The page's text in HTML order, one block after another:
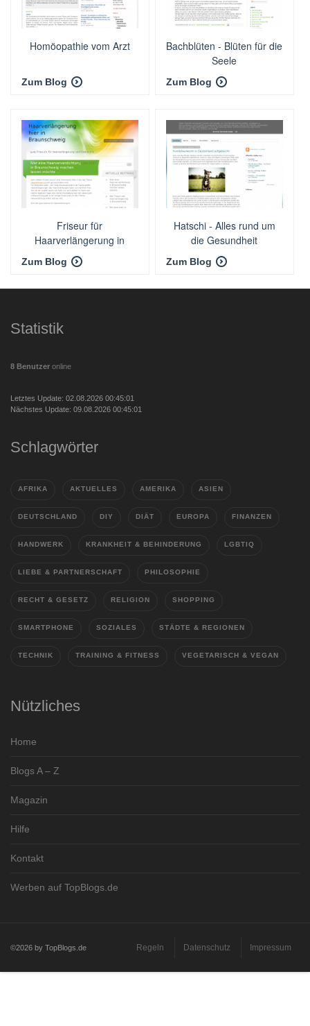
Homöopathie vom Arzt
Zum Blog
Bachblüten - Blüten für die
Seele
Zum Blog
Friseur für
Haarverlängerung in
Braunschweig
Zum Blog
Hatschi - Alles rund um
die Gesundheit
Zum Blog
Statistik
8 Benutzer online
Letztes Update: 02.08.2026 00:45:01
Nächstes Update: 09.08.2026 00:45:01
Schlagwörter
AFRIKA AKTUELLES AMERIKA ASIEN
DEUTSCHLAND DIY DIÄT EUROPA FINANZEN
HANDWERK KRANKHEIT & BEHINDERUNG LGBTIQ
LIEBE & PARTNERSCHAFT PHILOSOPHIE
RECHT & GESETZ RELIGION SHOPPING
SMARTPHONE SOZIALES STÄDTE & REGIONEN
TECHNIK TRAINING & FITNESS VEGETARISCH & VEGAN
Nützliches
Home
Blogs A – Z
Magazin
Hilfe
Kontakt
Werben auf TopBlogs.de
©2026 by TopBlogs.de Regeln Datenschutz Impressum